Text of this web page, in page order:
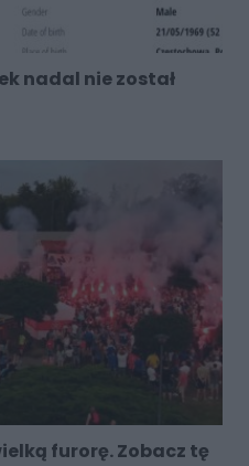
nadal nie został
furorę. Zobacz tę